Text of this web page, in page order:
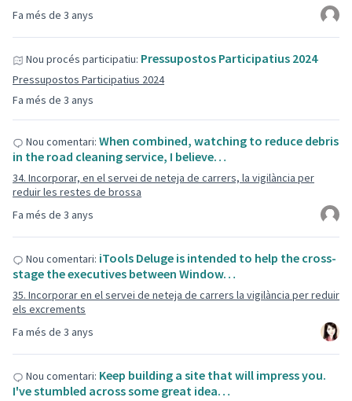
Fa més de 3 anys
Fa més de 3 anys
Nou procés participatiu: Pressupostos Participatius 2024
Pressupostos Participatius 2024
Fa més de 3 anys
Nou comentari: When combined, watching to reduce debris
in the road cleaning service, I believe…
34. Incorporar, en el servei de neteja de carrers, la vigilància per
reduir les restes de brossa
Fa més de 3 anys
Nou comentari: iTools Deluge is intended to help the cross-
stage the executives between Window…
35. Incorporar en el servei de neteja de carrers la vigilància per reduir
els excrements
Nou comentari: Keep building a site that will impress you.
I've stumbled across some great idea…